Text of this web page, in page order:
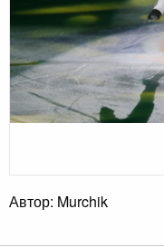
Автор: Murchik